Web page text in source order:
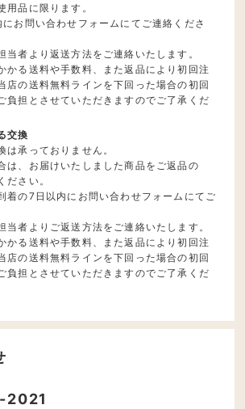
用品に限ります。
お問い合わせフォームにてご連絡くださ
当者より返送方法をご連絡いたします。
かる送料や手数料、また返品により初回注
店の送料無料ラインを下回った場合の初回
負担とさせていただきますのでご了承くだ
交換
は承っておりません。
は、お届けいたしました商品をご返品の
ださい。
着の7日以内にお問い合わせフォームにてご
当者よりご返送方法をご連絡いたします。
かる送料や手数料、また返品により初回注
店の送料無料ラインを下回った場合の初回
負担とさせていただきますのでご了承くだ